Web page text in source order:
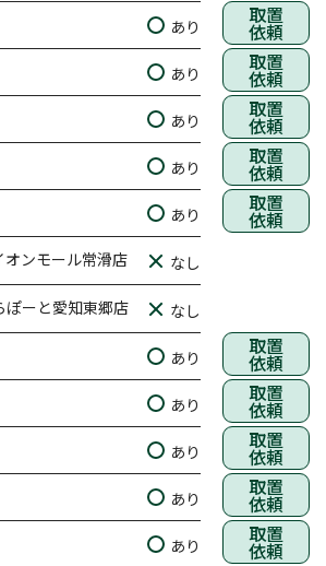
あり 取置
依頼
あり 取置
依頼
あり 取置
依頼
あり 取置
依頼
あり 取置
依頼
ンモール常滑店 なし
ーと愛知東郷店 なし
あり 取置
依頼
あり 取置
依頼
あり 取置
依頼
あり 取置
依頼
あり 取置
依頼